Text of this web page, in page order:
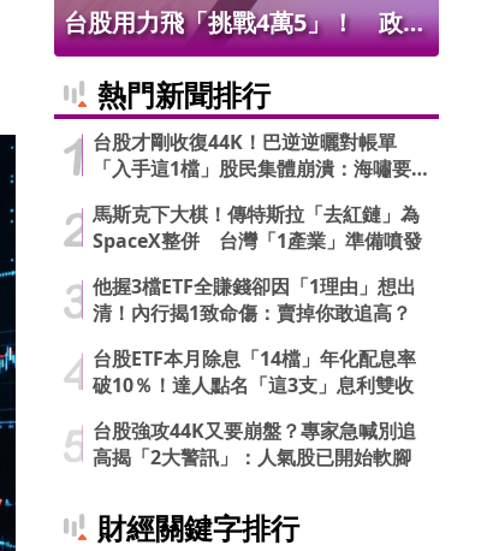
台股用力飛「挑戰4萬5」！ 政府
熱門新聞排行
台股才剛收復44K！巴逆逆曬對帳單
「入手這1檔」股民集體崩潰：海嘯要
馬斯克下大棋！傳特斯拉「去紅鏈」為
SpaceX整併 台灣「1產業」準備噴發
他握3檔ETF全賺錢卻因「1理由」想出
清！內行揭1致命傷：賣掉你敢追高？
台股ETF本月除息「14檔」年化配息率
破10％！達人點名「這3支」息利雙收
台股強攻44K又要崩盤？專家急喊別追
高揭「2大警訊」：人氣股已開始軟腳
財經關鍵字排行